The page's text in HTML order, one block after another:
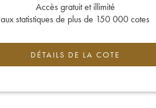
Accès gratuit et illimité
aux statistiques de plus de 150 000 cotes
DÉTAILS DE LA COTE